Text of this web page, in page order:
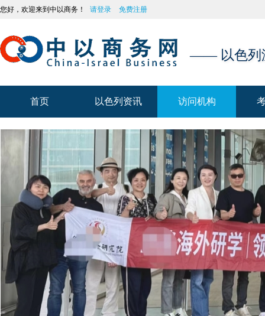
您好，欢迎来到中以商务！ 请登录 免费注册
—— 以色列
首页
首页
以色列资讯
以色列资讯
访问机构
访问机构